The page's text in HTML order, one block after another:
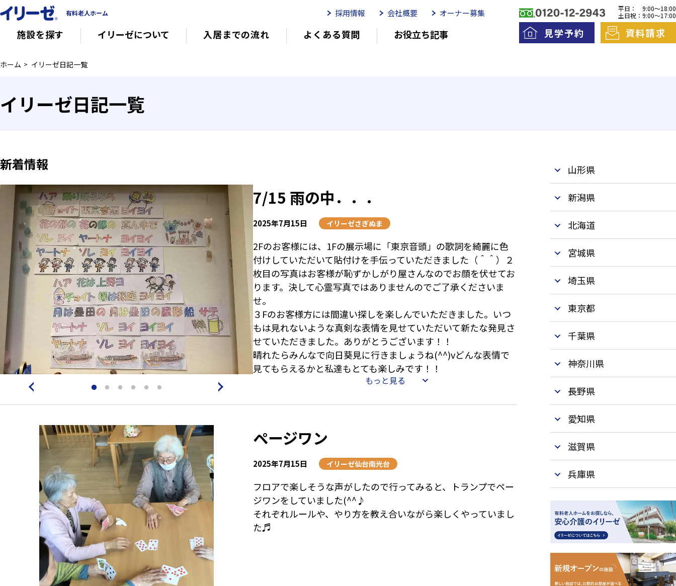
有料老人ホーム
施設を探す イリーゼについて
イリーゼについて
入居までの流れ よくある質問 お役立ち記事
意外と知らない介護保険の基本
採用情報 会社概要 オーナー募集
平日：
土日祝：
9:00～18:00
9:00～17:00
見学予約 資料請求
ホーム イリーゼ日記一覧
イリーゼ日記一覧
新着情報
7/15 雨の中．．．
2025年7月15日 イリーゼさぎぬま
2Fのお客様には、1Fの展示場に「東京音頭」の歌詞を綺麗に色
付けしていただいて貼付けを手伝っていただきました（＾＾）２
枚目の写真はお客様が恥ずかしがり屋さんなのでお顔を伏せてお
ります。決して心霊写真ではありませんのでご了承くださいま
せ。
３Fのお客様方には間違い探しを楽しんでいただきました。いつ
もは見れないような真剣な表情を見せていただいて新たな発見さ
せていただきました。ありがとうございます！！
晴れたらみんなで向日葵見に行きましょうね(^^)vどんな表情で
見てもらえるかと私達もとても楽しみです！！
もっと見る
ページワン
2025年7月15日 イリーゼ仙台南光台
フロアで楽しそうな声がしたので行ってみると、トランプでペー
ジワンをしていました(^^♪
それぞれルールや、やり方を教え合いながら楽しくやっていまし
た♬
山形県
新潟県
北海道
宮城県
埼玉県
東京都
千葉県
神奈川県
長野県
愛知県
滋賀県
兵庫県